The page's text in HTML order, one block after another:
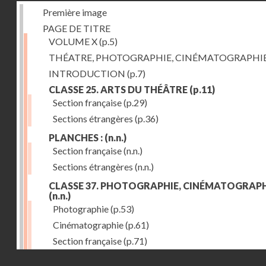
Première image
PAGE DE TITRE
VOLUME X(p.5)
THÉATRE, PHOTOGRAPHIE,
INTRODUCTION (p.7)
CLASSE 25. ARTS DU THÉÂTRE (p.11)
Section française(p.29)
Sections étrangères (p.36)
PLANCHES : (n.n.)
Section française(n.n.)
Sections étrangères (n.n.)
CLASSE 37. PHOTOGRAPHIE,
(n.n.)
Photographie(p.53)
Cinématographie(p.61)
Section française(p.71)